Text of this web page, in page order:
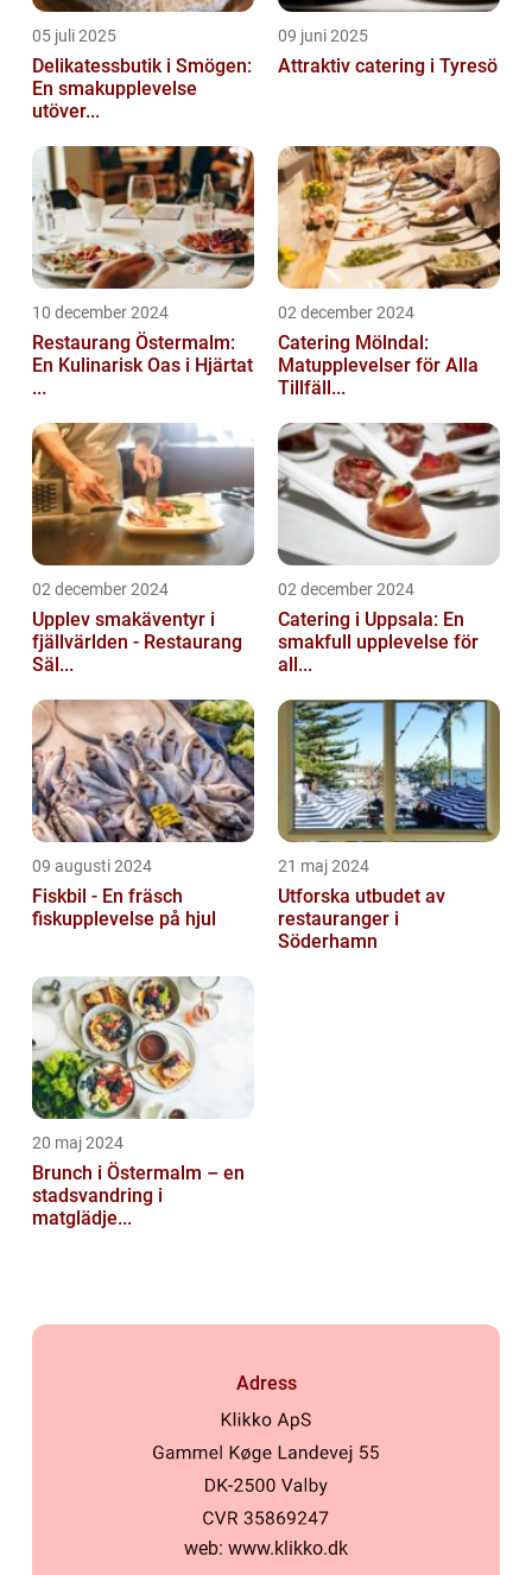
05 juli 2025
Delikatessbutik i Smögen:
En smakupplevelse
utöver...
09 juni 2025
Attraktiv catering i Tyresö
10 december 2024
Restaurang Östermalm:
En Kulinarisk Oas i Hjärtat
...
02 december 2024
Catering Mölndal:
Matupplevelser för Alla
Tillfäll...
02 december 2024
Upplev smakäventyr i
fjällvärlden - Restaurang
Säl...
02 december 2024
Catering i Uppsala: En
smakfull upplevelse för
all...
09 augusti 2024
Fiskbil - En fräsch
fiskupplevelse på hjul
21 maj 2024
Utforska utbudet av
restauranger i
Söderhamn
20 maj 2024
Brunch i Östermalm – en
stadsvandring i
matglädje...
Adress
web: www.klikko.dk